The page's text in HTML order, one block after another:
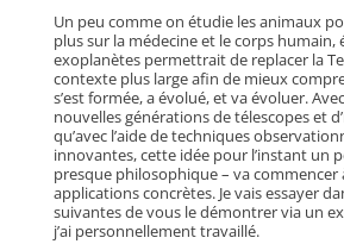
Un peu comme on étudie les animaux
plus sur la médecine et le corps humain,
exoplanètes permettrait de replacer la
contexte plus large afin de mieux
s’est formée, a évolué, et va évoluer.
nouvelles générations de télescopes et
qu’avec l’aide de techniques
innovantes, cette idée pour l’instant un
presque philosophique – va commencer
applications concrètes. Je vais essayer
suivantes de vous le démontrer via un
j’ai personnellement travaillé.